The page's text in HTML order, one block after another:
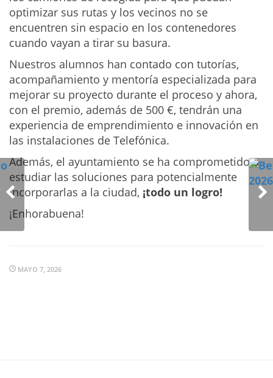
optimizar sus rutas y los vecinos no se
encuentren sin espacio en los contenedores
cuando vayan a tirar su basura.
Nuestros alumnos han contado con tutorías,
acompañamiento y mentoría especializada para
mejorar su proyecto durante el proceso y ahora,
con el premio, además de 500 €, tendrán una
experiencia de emprendimiento e innovación en
las instalaciones de Telefónica.
Además, el ayuntamiento se ha comprometido a
estudiar las soluciones para potencialmente
incorporarlas a la ciudad, ¡todo un logro!
¡Enhorabuena!
MAYO 7, 2026